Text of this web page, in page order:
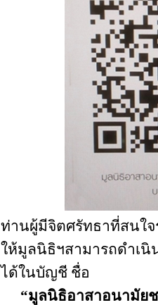
ท่านผู้มีจิตศรัทธาที่สนใ
ให้มูลนิธิฯสามารถดำเ
ได้ในบัญชี ชื่อ
“มูลนิธิอาสาอนามัย